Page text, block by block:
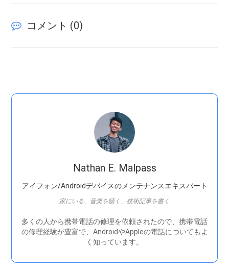
コメント (0)
Nathan E. Malpass
アイフォン/Androidデバイスのメンテナンスエキスパート
家にいる、音楽を聴く、技術記事を書く
多くの人から携帯電話の修理を依頼されたので、携帯電話
の修理経験が豊富で、AndroidやAppleの電話についてもよ
く知っています。